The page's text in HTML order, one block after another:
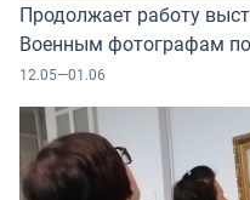
Продолжает работу
Военным фотографам
12.05—01.06